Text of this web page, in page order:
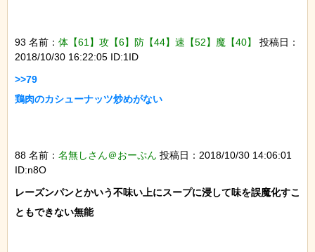
93 名前： 体【61】攻【6】防【44】速【52】魔【40】
投稿日：
2018/10/30 16:22:05 ID:1ID
>>79
鶏肉のカシューナッツ炒めがない
88 名前： 名無しさん＠おーぷん 投稿日：2018/10/30 14:06:01
ID:n8O
レーズンパンとかいう不味い上にスープに浸して味を誤魔化すこ
ともできない無能